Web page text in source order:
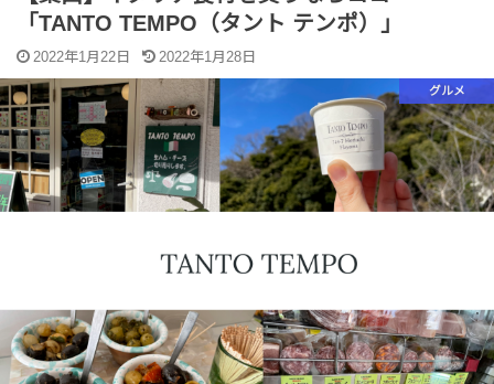
「TANTO TEMPO（タント テンポ）」
2022年1月22日 2022年1月28日
グルメ